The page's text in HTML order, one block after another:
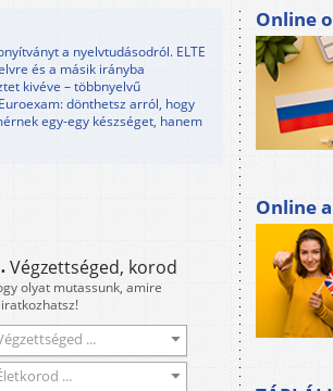
a nyelvtudásodról. ELTE
és a másik irányba
kivéve – többnyelvű
dönthetsz arról, hogy
egy-egy készséget, hanem
Végzettséged, korod
olyat mutassunk, amire
...
...
Online
Online